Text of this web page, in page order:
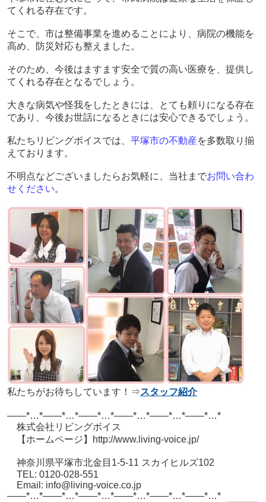
てくれる存在です。
そこで、市は整備事業を進めることにより、病院の機能を
高め、防災対応も整えました。
そのため、今後はますます安全で質の高い医療を、提供し
てくれる存在となるでしょう。
大きな病気や怪我をしたときには、とても頼りになる存在
であり、今後お世話になるときには安心できるでしょう。
私たちリビングボイスでは、 平塚市の不動産を多数取り揃
えております。
不明点などございましたらお気軽に、当社までお問い合わ
せください。
私たちがお待ちしています！⇒スタッフ紹介
——*…*——*…*——*…*——*…*——*…*——*…*
株式会社リビングボイス
【ホームページ】http://www.living-voice.jp/
神奈川県平塚市北金目1-5-11 スカイヒルズ102
TEL: 0120-028-551
Email: info@living-voice.co.jp
——*…*——*…*——*…*——*…*——*…*——*…*